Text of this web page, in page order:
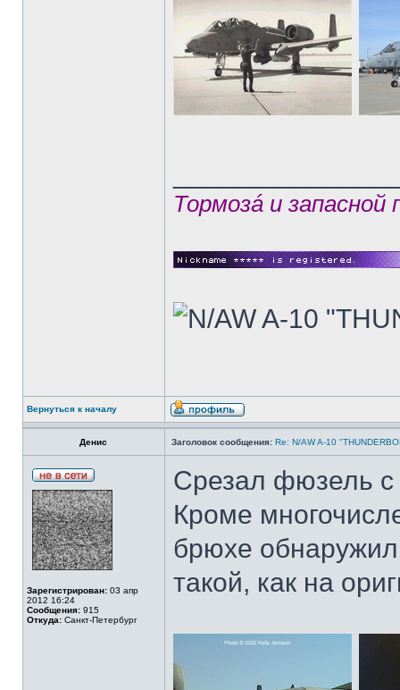
Тормозá и
Вернуться к началу
Денис Заголовок сообщения: Re: N/AW A-10
Зарегистрирован: 03 апр
2012 16:24
Сообщения: 915
Откуда: Санкт-Петербург
Срезал фюзель с
Кроме
брюхе обнаружил
такой, как на